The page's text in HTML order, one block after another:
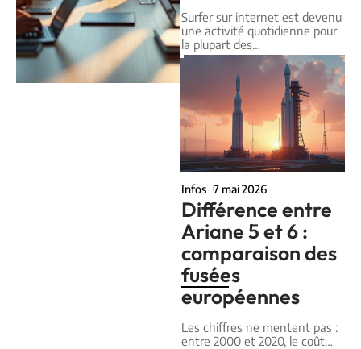
Surfer sur internet est devenu
une activité quotidienne pour
la plupart des…
Infos 7 mai 2026
Différence entre
Ariane 5 et 6 :
comparaison des
fusées
européennes
Les chiffres ne mentent pas :
entre 2000 et 2020, le coût…